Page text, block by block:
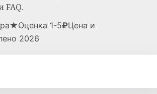
FAQ.
★Оценка 1-5₽Цена и
2026